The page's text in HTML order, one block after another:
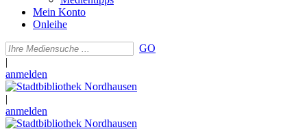
Mein Konto
Onleihe
GO
|
anmelden
|
anmelden